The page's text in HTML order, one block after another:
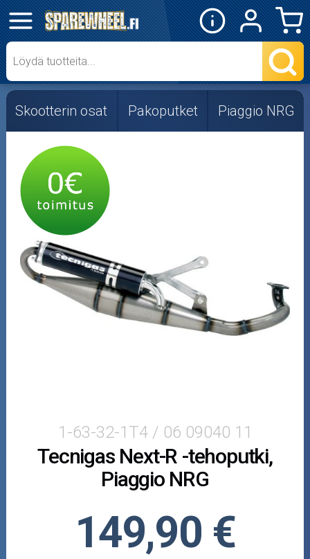
✕
Mopon osat
Skootterin osat
Crossipyörän osat
Moottoripyörän osat
Moottorikelkan osat
Mopoauton osat
Mönkijän osat
Puutarha ja metsä
Öljyt ja kemikaalit
Outlet-tuotteet
Skootterin osat Pakoputket Piaggio NRG
1-63-32-1T4 / 06 09040 11
Tecnigas Next-R -tehoputki,
Piaggio NRG
149,90 €